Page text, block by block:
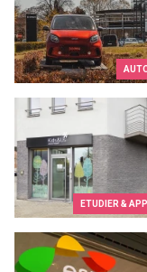
ETUDIER &
Kids&Us language
Espace Pluriel